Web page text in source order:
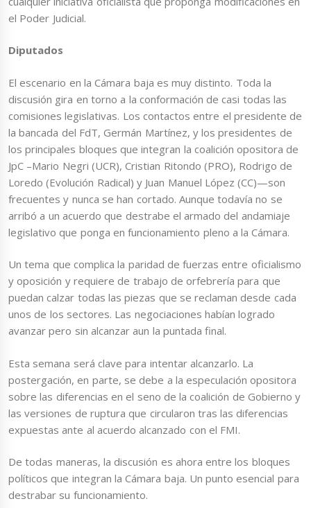
el Poder Judicial.
Diputados
El escenario en la Cámara baja es muy distinto. Toda la
discusión gira en torno a la conformación de casi todas las
comisiones legislativas. Los contactos entre el presidente de
la bancada del FdT, Germán Martínez, y los presidentes de
los principales bloques que integran la coalición opositora de
JpC –Mario Negri (UCR), Cristian Ritondo (PRO), Rodrigo de
Loredo (Evolución Radical) y Juan Manuel López (CC)—son
frecuentes y nunca se han cortado. Aunque todavía no se
arribó a un acuerdo que destrabe el armado del andamiaje
legislativo que ponga en funcionamiento pleno a la Cámara.
Un tema que complica la paridad de fuerzas entre oficialismo
y oposición y requiere de trabajo de orfebrería para que
puedan calzar todas las piezas que se reclaman desde cada
unos de los sectores. Las negociaciones habían logrado
avanzar pero sin alcanzar aun la puntada final.
Esta semana será clave para intentar alcanzarlo. La
postergación, en parte, se debe a la especulación opositora
sobre las diferencias en el seno de la coalición de Gobierno y
las versiones de ruptura que circularon tras las diferencias
expuestas ante al acuerdo alcanzado con el FMI.
De todas maneras, la discusión es ahora entre los bloques
políticos que integran la Cámara baja. Un punto esencial para
destrabar su funcionamiento.